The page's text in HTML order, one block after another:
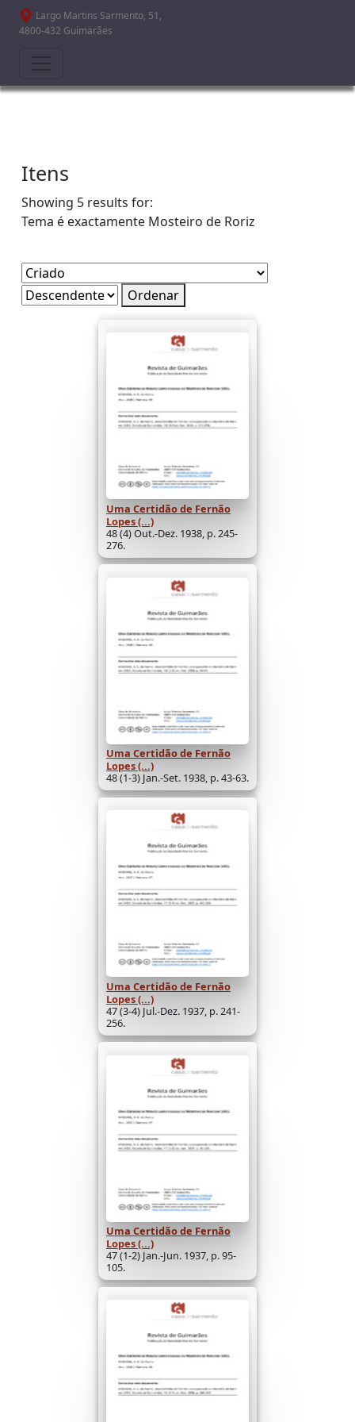
Passar para o conteúdo principal
Largo Martins Sarmento, 51,
4800-432 Guimarães
Itens
Showing 5 results for:
Tema é exactamente Mosteiro de Roriz
Ordenar
Uma Certidão de Fernão
Lopes (...)
48 (4) Out.-Dez. 1938, p. 245-
276.
Uma Certidão de Fernão
Lopes (...)
48 (1-3) Jan.-Set. 1938, p. 43-63.
Uma Certidão de Fernão
Lopes (...)
47 (3-4) Jul.-Dez. 1937, p. 241-
256.
Uma Certidão de Fernão
Lopes (...)
47 (1-2) Jan.-Jun. 1937, p. 95-
105.